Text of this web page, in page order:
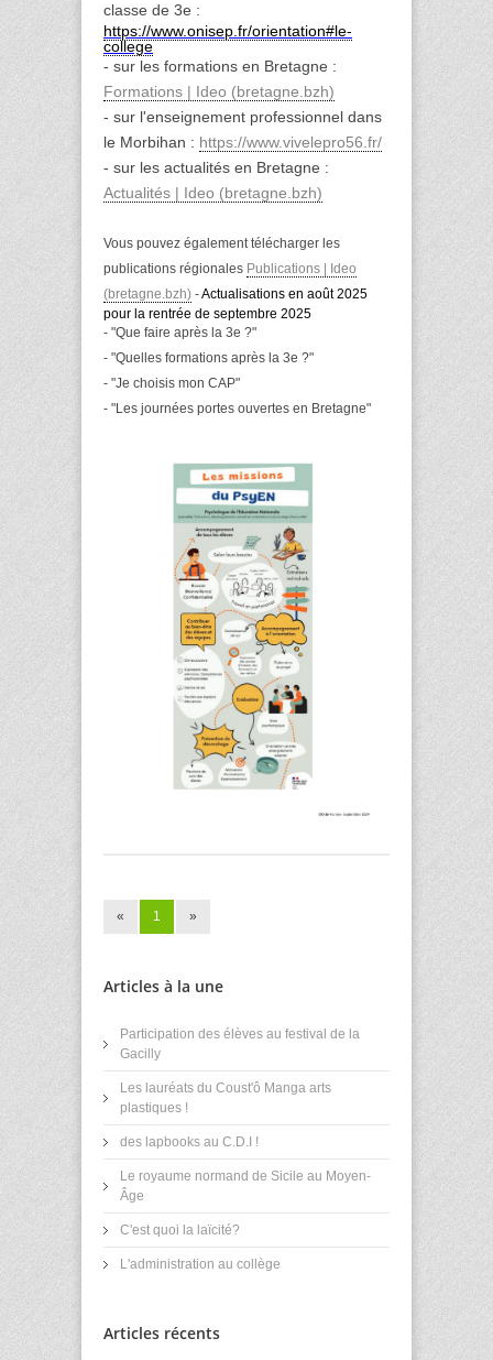
classe de 3e :
https://www.onisep.fr/orientation#le-
college
- sur les formations en Bretagne :
Formations | Ideo (bretagne.bzh)
- sur l'enseignement professionnel dans
le Morbihan : https://www.vivelepro56.fr/
- sur les actualités en Bretagne :
Actualités | Ideo (bretagne.bzh)
Vous pouvez également télécharger les
publications régionales Publications | Ideo
(bretagne.bzh) -Actualisations en août 2025
pour la rentrée de septembre 2025
- "Que faire après la 3e ?"
- "Quelles formations après la 3e ?"
- "Je choisis mon CAP"
- "Les journées portes ouvertes en Bretagne"
« 1 »
Articles à la une
Participation des élèves au festival de la
Gacilly
Les lauréats du Coust'ô Manga arts
plastiques !
des lapbooks au C.D.I !
Le royaume normand de Sicile au Moyen-
Âge
C'est quoi la laïcité?
L'administration au collège
Articles récents